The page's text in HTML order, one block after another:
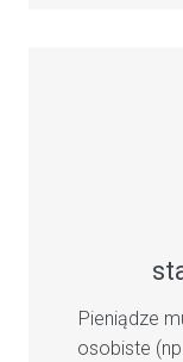
Pieniądze
osobiste